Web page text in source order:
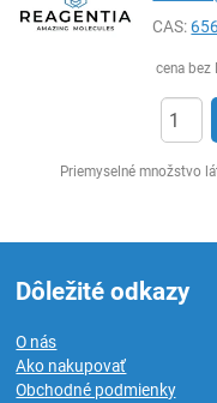
CAS:
cena bez
Priemyselné množstvo
Dôležité odkazy
O nás
Ako nakupovať
Obchodné podmienky